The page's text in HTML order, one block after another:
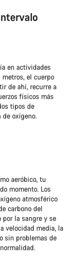
en actividades
el cuerpo
de ahí, recurre a
físicos más
tipos de
oxígeno.
aeróbico, tu
momento. Los
atmosférico
carbono del
por la sangre y se
velocidad media, la
sin problemas de